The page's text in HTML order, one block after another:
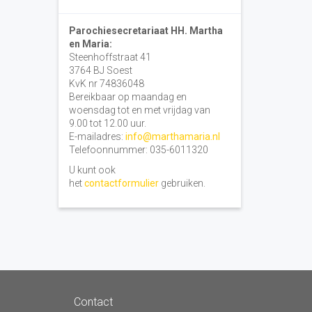
Parochiesecretariaat HH. Martha
en Maria:
Steenhoffstraat 41
3764 BJ Soest
KvK nr 74836048
Bereikbaar op maandag en
woensdag tot en met vrijdag van
9.00 tot 12.00 uur.
E-mailadres: info@marthamaria.nl
Telefoonnummer: 035-6011320
U kunt ook
hetcontactformuliergebruiken.
Contact